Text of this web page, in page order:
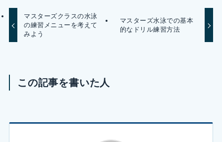
マスターズクラスの水泳
の練習メニューを考えて
みよう
マスターズ水泳での基本
的なドリル練習方法
この記事を書いた人